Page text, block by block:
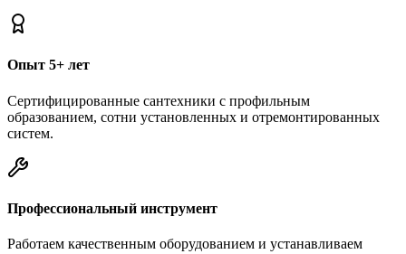
Опыт 5+ лет
Сертифицированные сантехники с профильным
образованием, сотни установленных и отремонтированных
систем.
Профессиональный инструмент
Работаем качественным оборудованием и устанавливаем